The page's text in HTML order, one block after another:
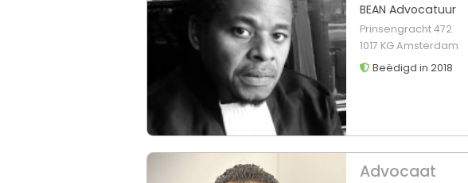
BEAN Advocatuur
Prinsengracht 472
1017 KG Amsterdam
Beëdigd in 2018
Advocaat